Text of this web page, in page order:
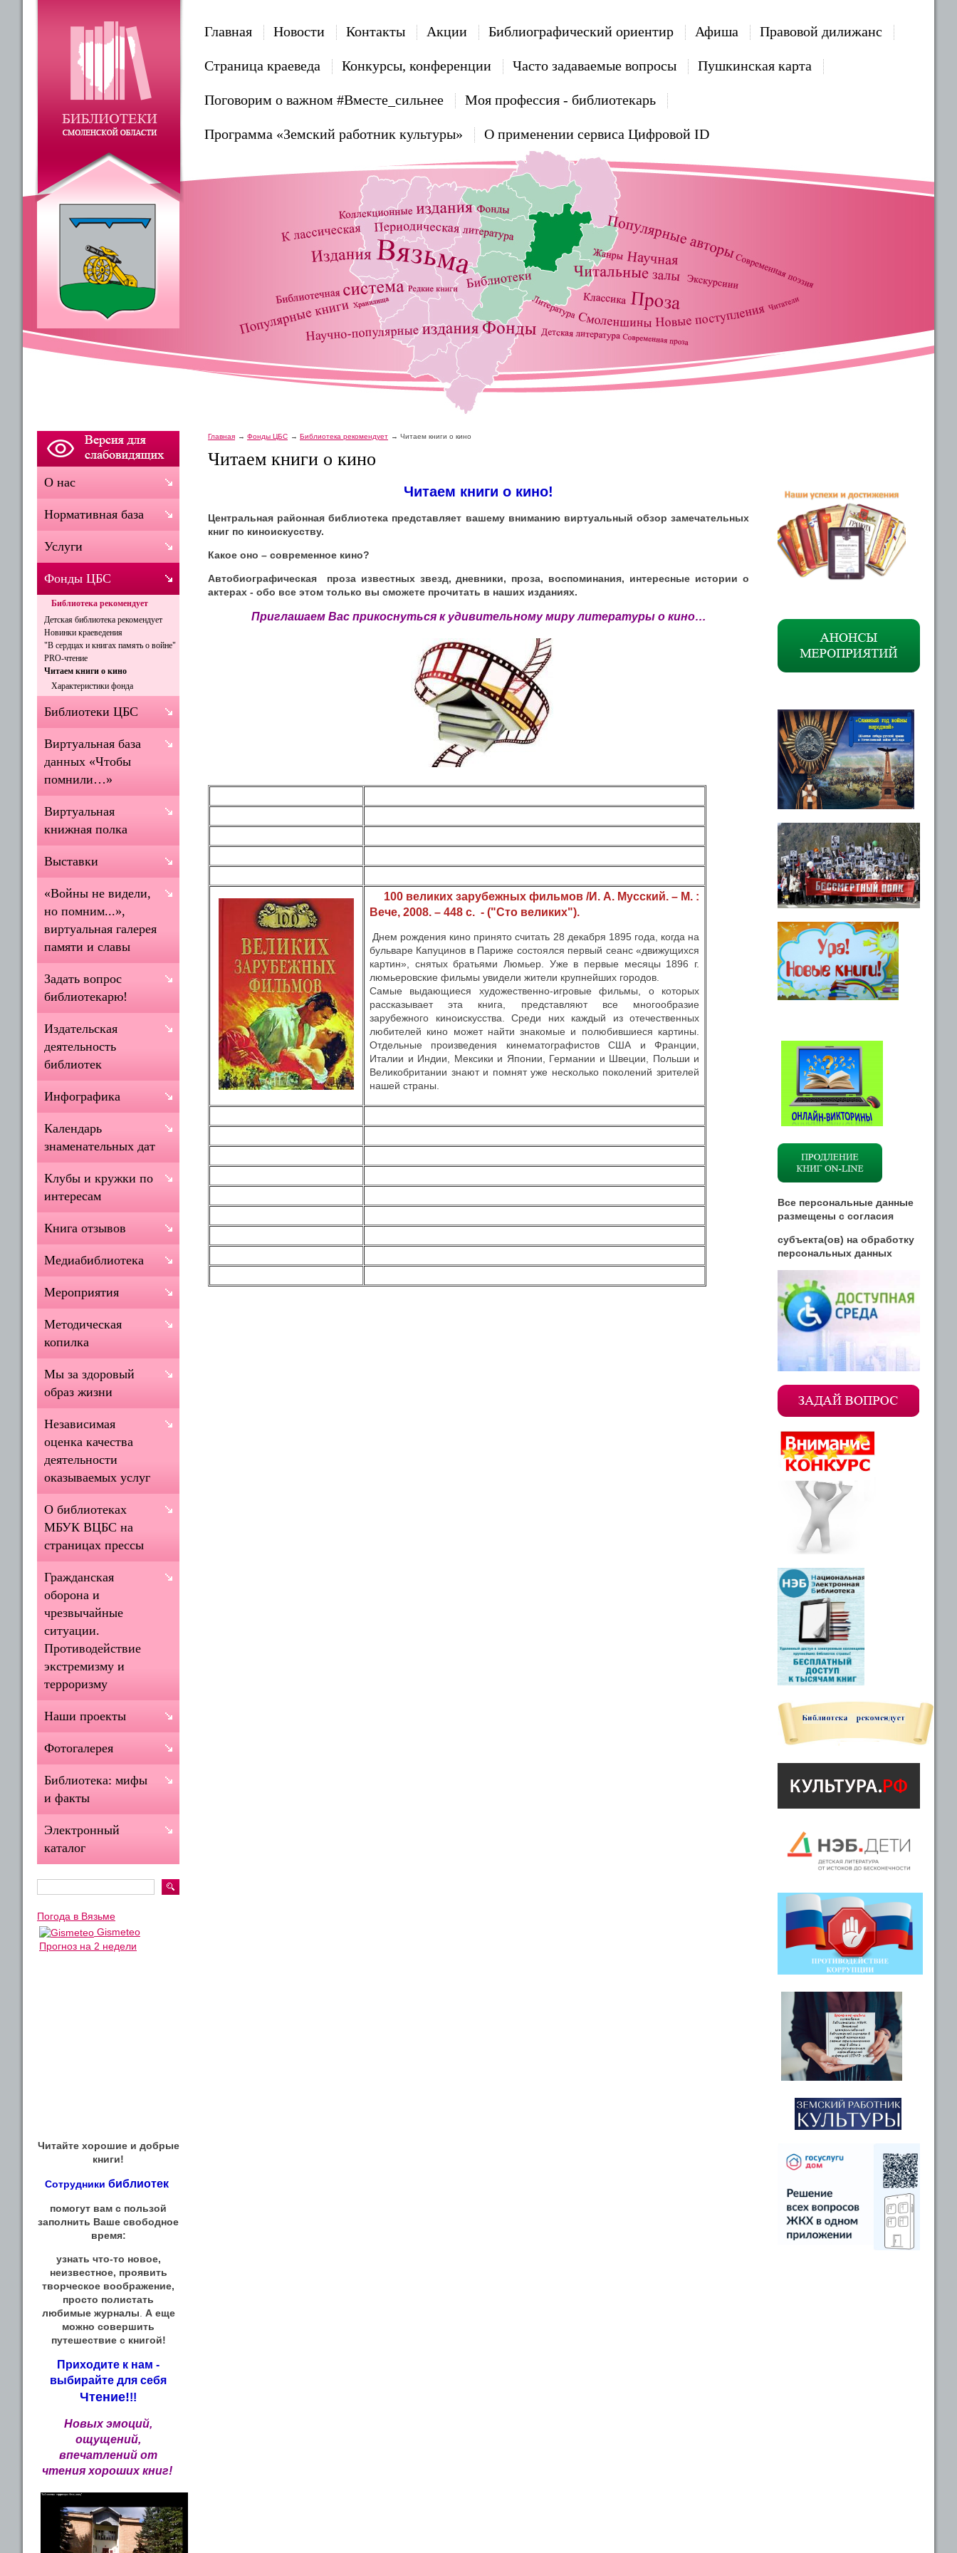
Главная Новости Контакты Акции Библиографический ориентир Афиша Правовой дилижанс
Страница краеведа Конкурсы, конференции Часто задаваемые вопросы Пушкинская карта
Поговорим о важном #Вместе_сильнее Моя профессия - библиотекарь
Программа «Земский работник культуры» О применении сервиса Цифровой ID
Главная Фонды ЦБС Библиотека рекомендует Читаем книги о кино
Читаем книги о кино
Читаем книги о кино!
Центральная районная библиотека представляет вашему вниманию виртуальный обзор замечательных
книг по киноискусству.
Какое оно – современное кино?
Автобиографическая проза известных звезд, дневники, проза, воспоминания, интересные истории о
актерах - обо все этом только вы сможете прочитать в наших изданиях.
Приглашаем Вас прикоснуться к удивительному миру литературы о кино…
100 великих зарубежных фильмов /И. А. Мусский. – М. :
Вече, 2008. – 448 с. - ("Сто великих").
Днем рождения кино принято считать 28 декабря 1895 года, когда на
бульваре Капуцинов в Париже состоялся первый сеанс «движущихся
картин», снятых братьями Люмьер. Уже в первые месяцы 1896 г.
люмьеровские фильмы увидели жители крупнейших городов.
Самые выдающиеся художественно-игровые фильмы, о которых
рассказывает эта книга, представляют все многообразие
зарубежного киноискусства. Среди них каждый из отечественных
любителей кино может найти знакомые и полюбившиеся картины.
Отдельные произведения кинематографистов США и Франции,
Италии и Индии, Мексики и Японии, Германии и Швеции, Польши и
Великобритании знают и помнят уже несколько поколений зрителей
нашей страны
О нас
Нормативная база
Услуги
Фонды ЦБС
Библиотека рекомендует
Детская библиотека рекомендует
Новинки краеведения
"В сердцах и книгах память о войне"
PRO-чтение
Читаем книги о кино
Характеристики фонда
Библиотеки ЦБС
Виртуальная база
данных «Чтобы
помнили…»
Виртуальная
книжная полка
Выставки
«Войны не видели,
но помним...»,
виртуальная галерея
памяти и славы
Задать вопрос
библиотекарю!
Издательская
деятельность
библиотек
Инфографика
Календарь
знаменательных дат
Клубы и кружки по
интересам
Книга отзывов
Медиабиблиотека
Мероприятия
Методическая
копилка
Мы за здоровый
образ жизни
Независимая
оценка качества
деятельности
оказываемых услуг
О библиотеках
МБУК ВЦБС на
страницах прессы
Гражданская
оборона и
чрезвычайные
ситуации.
Противодействие
экстремизму и
терроризму
Наши проекты
Фотогалерея
Библиотека: мифы
и факты
Электронный
каталог
Погода в Вязьме
Gismeteo
Прогноз на 2 недели
Читайте хорошие и добрые
книги!
Сотрудники библиотек
помогут вам с пользой
заполнить Ваше свободное
время:
узнать что-то новое,
неизвестное, проявить
творческое воображение,
просто полистать
любимые журналы А еще
можно совершить
путешествие с книгой!
Приходите к нам -
выбирайте для себя
Чтение!!!
Новых эмоций,
ощущений,
впечатлений от
чтения хороших книг!
Все персональные данные
размещены с согласия
субъекта(ов) на обработку
персональных данных